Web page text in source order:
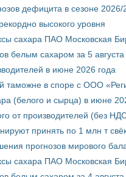
дефицита в сезоне 2026/
высокого уровня
сахара ПАО Московская
белым сахаром за 5
в июне 2026 года
таможне в споре с ООО
(белого и сырца) в июне
от производителей (без
принять по 1 млн т
прогнозов мирового
сахара ПАО Московская